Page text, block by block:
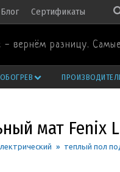
Блог Сертификаты
вернём разницу.
мат Fenix
» теплый пол